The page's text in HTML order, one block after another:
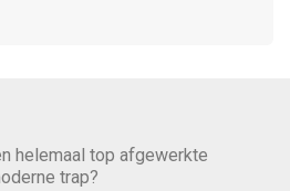
helemaal top afgewerkte
trap?